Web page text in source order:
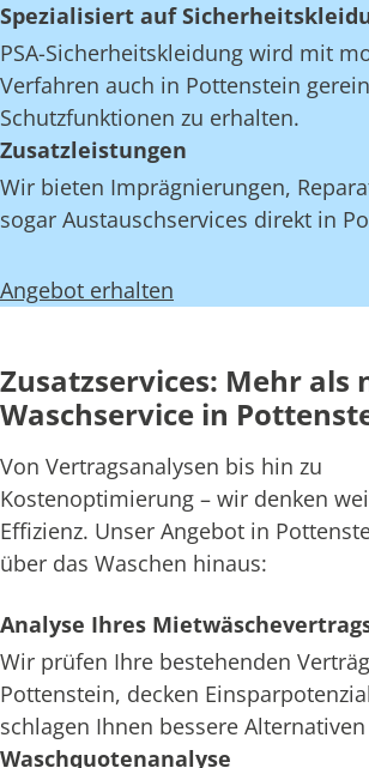
Spezialisiert auf
PSA-Sicherheitskleidung wird mit
Verfahren auch in Pottenstein
Schutzfunktionen zu erhalten.
Zusatzleistungen
Wir bieten Imprägnierungen,
sogar Austauschservices direkt in
Angebot erhalten
Zusatzservices: Mehr als
Waschservice in
Von Vertragsanalysen bis hin zu
Kostenoptimierung – wir denken
Effizienz. Unser Angebot in
über das Waschen hinaus:
Analyse Ihres
Wir prüfen Ihre bestehenden
Pottenstein, decken
schlagen Ihnen bessere
Waschquotenanalyse